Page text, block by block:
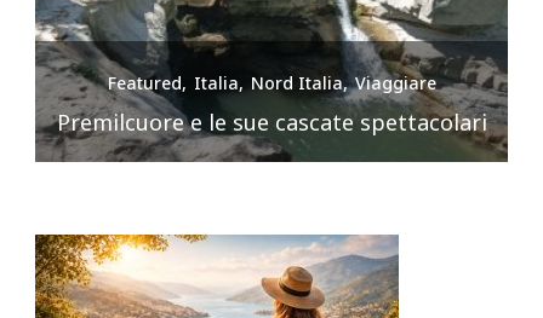
Featured Italia Nord Italia Viaggiare
Premilcuore e le sue cascate spettacolari